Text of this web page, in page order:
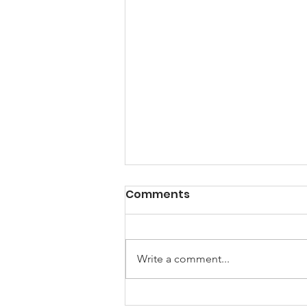
Ko pomagate "Malemu
Comments
Write a comment...